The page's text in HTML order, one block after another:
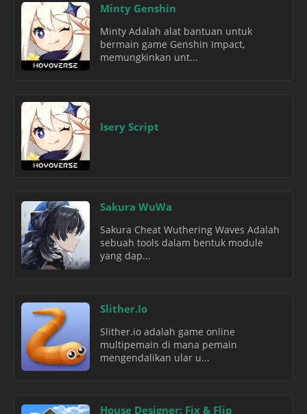
Minty Genshin
Minty Adalah alat bantuan untuk
bermain game Genshin Impact,
memungkinkan unt...
Isery Script
Sakura WuWa
Sakura Cheat Wuthering Waves Adalah
sebuah tools dalam bentuk module
yang dap...
Slither.Io
Slither.io adalah game online
multipemain di mana pemain
mengendalikan ular u...
House Designer: Fix & Flip